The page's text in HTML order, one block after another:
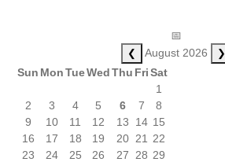
📅
❮ August 2026 ❯
Sun MonTueWedThu FriSat
1
2
3 4 5 6 7
8
9
10 11 12 13 14 15
16
17 18 19 20 21
22
23
24 25 26 27 28 29